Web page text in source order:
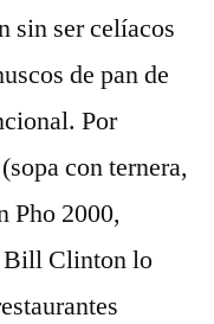
sin ser celíacos
de pan de
Por
con ternera,
Pho 2000,
Bill Clinton lo